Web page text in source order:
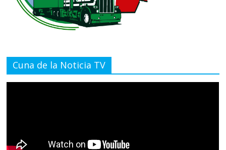
Cuna de la Noticia TV